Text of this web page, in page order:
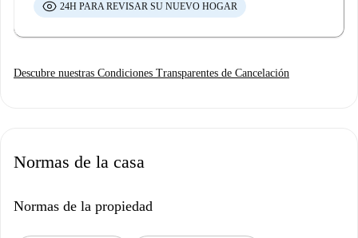
24H PARA REVISAR SU NUEVO HOGAR
Descubre nuestras Condiciones Transparentes de Cancelación
Normas de la casa
Normas de la propiedad